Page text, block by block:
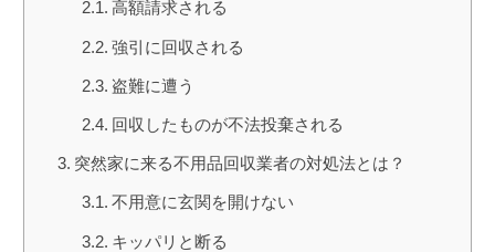
高額請求される
強引に回収される
盗難に遭う
回収したものが不法投棄される
突然家に来る不用品回収業者の対処法とは？
不用意に玄関を開けない
キッパリと断る